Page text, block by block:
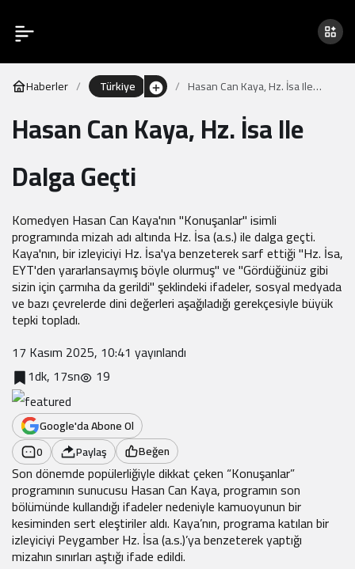
Haberler Türkiye
Hasan Can Kaya, Hz. İsa Ile
Hasan Can Kaya, Hz. İsa Ile
Dalga Geçti
Komedyen Hasan Can Kaya'nın "Konuşanlar" isimli
programında mizah adı altında Hz. İsa (a.s.) ile dalga geçti.
Kaya'nın, bir izleyiciyi Hz. İsa'ya benzeterek sarf ettiği "Hz. İsa,
EYT'den yararlansaymış böyle olurmuş" ve "Gördüğünüz gibi
sizin için çarmıha da gerildi" şeklindeki ifadeler, sosyal medyada
ve bazı çevrelerde dini değerleri aşağıladığı gerekçesiyle büyük
tepki topladı.
17 Kasım 2025, 10:41 yayınlandı
1dk, 17sn
19
Google'da Abone Ol
0
Paylaş Beğen
Son dönemde popülerliğiyle dikkat çeken “Konuşanlar”
programının sunucusu Hasan Can Kaya, programın son
bölümünde kullandığı ifadeler nedeniyle kamuoyunun bir
kesiminden sert eleştiriler aldı. Kaya’nın, programa katılan bir
izleyiciyi Peygamber Hz. İsa (a.s.)’ya benzeterek yaptığı
mizahın sınırları aştığı ifade edildi.